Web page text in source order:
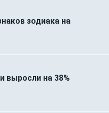
зодиака на
выросли на 38%